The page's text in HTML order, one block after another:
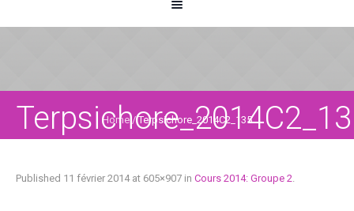
Home /Terpsichore_2014C2_135
Published 11 février 2014at 605×907 in Cours 2014: Groupe 2.